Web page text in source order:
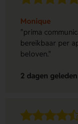
Monique
"prima
bereikbaar per
beloven."
2 dagen geleden